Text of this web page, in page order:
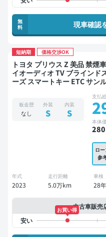
無
料
現車確認
短納期 価格交渉OK
トヨタ プリウス Z 美品 禁煙車 整備記録簿あり ディスプレ
イオーディオ TV ブラインド
ーズ スマートキー ETC サン
板金歴
なし
外装
S
内装
S
支払
本体
280
ロ
参
年式
2023
走行距離
5.0万km
車検
28
中古車販売
お買い得